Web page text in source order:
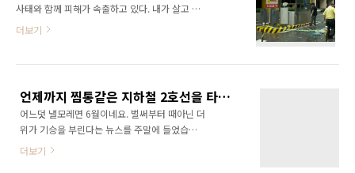
사태와 함께 피해가 속출하고 있다. 내가 살고 있
는 아파트도 단지 전체가 정전되어 출근에 애로
속출하고 있다. 회사 바로 옆 건물의 경우 주차관
리소가 옆으로 쓰러져 큰 피해를 입었다. 지금은
복구작업을 하고 있기는 하지만 주차장을 이용
하는 차량들은 큰 불편을 겪을 수 밖에 없었다.
더보기
언제까지 찜통같은 지하철 2호선을 타야 하는걸까요?
어느덧 낼모레면 6월이네요. 벌써부터 때아닌 더
위가 기승을 부린다는 뉴스를 주말에 들었습니
다. 그때는 별 생각이 없었는데... 출근하면서 이
더보기